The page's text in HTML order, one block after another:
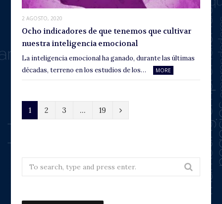
2 AGOSTO, 2020
Ocho indicadores de que tenemos que cultivar
nuestra inteligencia emocional
La inteligencia emocional ha ganado, durante las últimas
décadas, terreno en los estudios de los…
MORE
1 2 3 … 19
N
Search
for: